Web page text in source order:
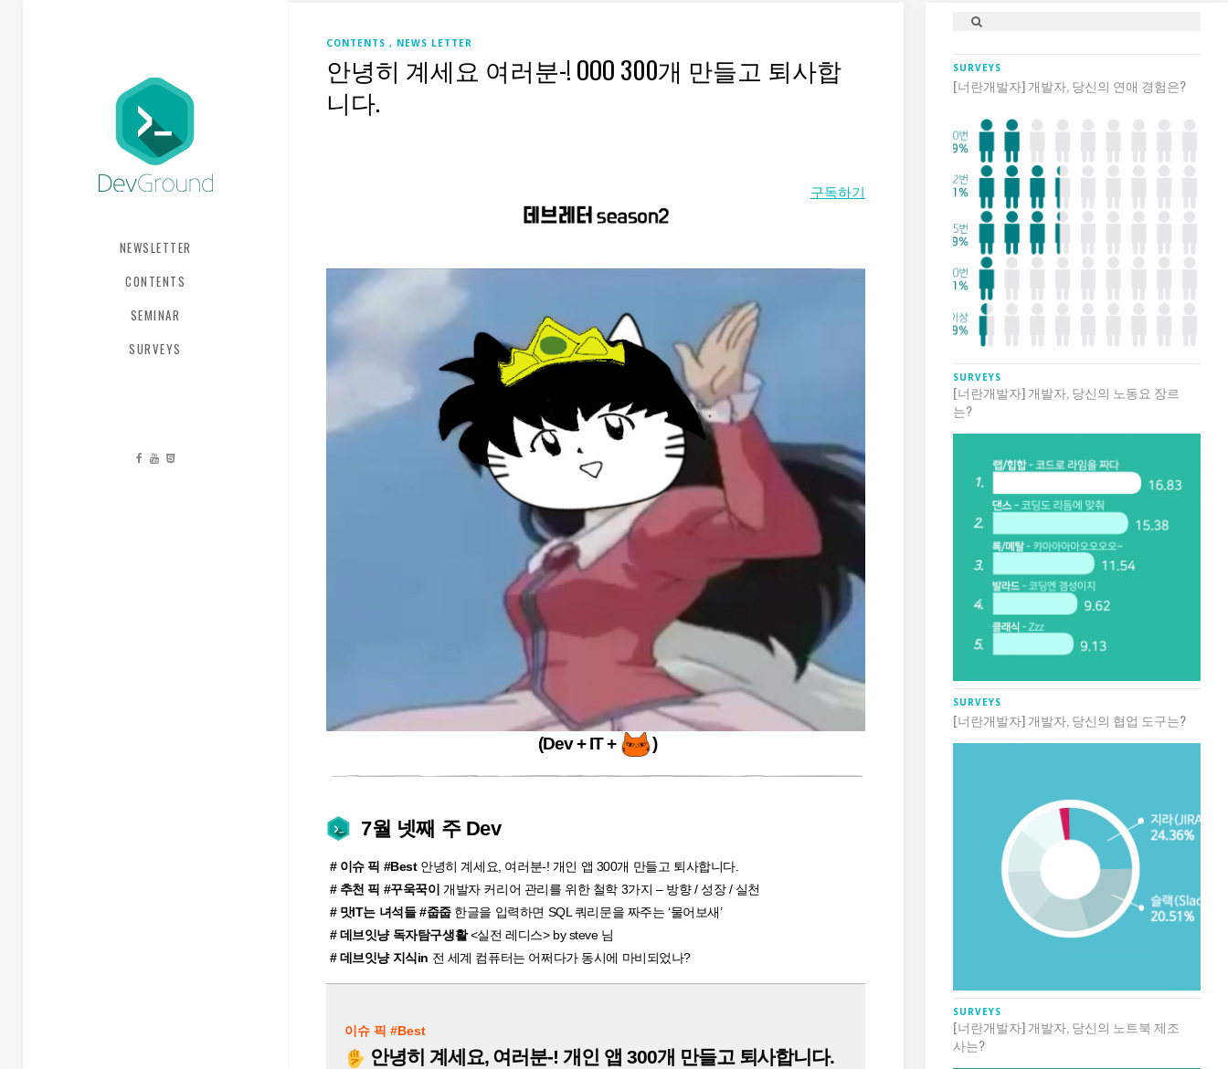
NEWSLETTER
CONTENTS
SEMINAR
SURVEYS
CONTENTS NEWS LETTER
안녕히 계세요 여러분-! OOO 300개 만들고 퇴사합
니다.
구독하기
(Dev + IT + )
7월 넷째 주 Dev
# 이슈 픽 #Best안녕히 계세요, 여러분-! 개인 앱 300개 만들고 퇴사합니다.
# 추천 픽 #꾸욱꾹이 개발자 커리어 관리를 위한 철학 3가지 – 방향 / 성장 / 실천
# 맛IT는 녀석들 #줍줍한글을 입력하면 SQL 쿼리문을 짜주는 ‘물어보새’
# 데브잇냥 독자탐구생활<실전 레디스> by steve 님
# 데브잇냥 지식in 전 세계 컴퓨터는 어쩌다가 동시에 마비되었나?
이슈 픽 #Best
안녕히 계세요, 여러분-! 개인 앱 300개 만들고 퇴사합니다.
SURVEYS
[너란개발자] 개발자, 당신의 연애 경험은?
SURVEYS
[너란개발자] 개발자, 당신의 노동요 장르
는?
SURVEYS
[너란개발자] 개발자, 당신의 협업 도구는?
SURVEYS
[너란개발자] 개발자, 당신의 노트북 제조
사는?